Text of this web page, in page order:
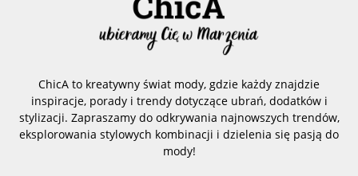
ChicA to kreatywny świat mody, gdzie każdy znajdzie
inspiracje, porady i trendy dotyczące ubrań, dodatków i
stylizacji. Zapraszamy do odkrywania najnowszych trendów,
eksplorowania stylowych kombinacji i dzielenia się pasją do
mody!